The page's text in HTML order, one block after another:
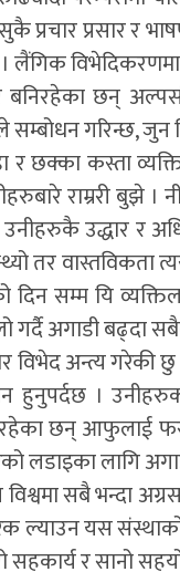
प्रचार प्रसार र
लैंगिक
छन्
गरिन्छ, जुन
र छक्का कस्ता
राम्ररी
उद्धार र
तर
सम्म यि
अगाडी बढ्दा
विभेद अन्त्य गरेकी
।
छन् आफुलाई
लागि
सबै भन्दा
ल्याउन यस
र सानो